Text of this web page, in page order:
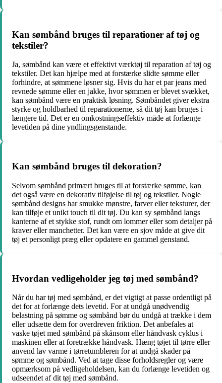
Kan sømbånd bruges til reparationer af tøj og
tekstiler?
Ja, sømbånd kan være et effektivt værktøj til reparation af tøj og
tekstiler. Det kan hjælpe med at forstærke slidte sømme eller
forhindre, at sømmene løsner sig. Hvis du har et par jeans med
revnede sømme eller en jakke, hvor sømmen er blevet svækket,
kan sømbånd være en praktisk løsning. Sømbåndet giver ekstra
styrke og holdbarhed til reparationerne, så dit tøj kan bruges i
længere tid. Det er en omkostningseffektiv måde at forlænge
levetiden på dine yndlingsgenstande.
Kan sømbånd bruges til dekoration?
Selvom sømbånd primært bruges til at forstærke sømme, kan
det også være en dekorativ tilføjelse til tøj og tekstiler. Nogle
sømbånd designs har smukke mønstre, farver eller teksturer, der
kan tilføje et unikt touch til dit tøj. Du kan sy sømbånd langs
kanterne af et stykke stof, rundt om lommer eller som detaljer på
kraver eller manchetter. Det kan være en sjov måde at give dit
tøj et personligt præg eller opdatere en gammel genstand.
Hvordan vedligeholder jeg tøj med sømbånd?
Når du har tøj med sømbånd, er det vigtigt at passe ordentligt på
det for at forlænge dets levetid. For at undgå unødvendig
belastning på sømme og sømbånd bør du undgå at trække i dem
eller udsætte dem for overdreven friktion. Det anbefales at
vaske tøjet med sømbånd på skånsom eller håndvask cyklus i
maskinen eller at foretrække håndvask. Hæng tøjet til tørre eller
anvend lav varme i tørretumbleren for at undgå skader på
sømme og sømbånd. Ved at tage disse forholdsregler og være
opmærksom på vedligeholdelsen, kan du forlænge levetiden og
udseendet af dit tøj med sømbånd.